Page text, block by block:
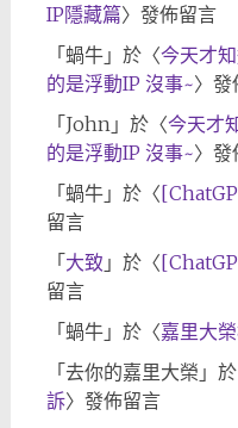
IP隱藏篇〉發佈留言
「 蝸牛」於〈今天才
的是浮動IP 沒事~〉發
「 John」於〈今天才
的是浮動IP 沒事~〉發
「 蝸牛」於〈
留言
「 大致 」於〈
留言
「 蝸牛」於〈嘉里大
「 去你的嘉里大榮 」
訴〉發佈留言